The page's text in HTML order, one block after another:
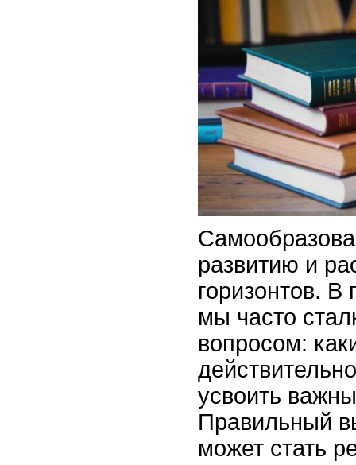
развитию и
горизонтов. В
мы часто
вопросом:
усвоить
Правильный
может стать